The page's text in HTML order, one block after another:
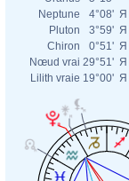
Neptune
4°08' Я
Pluton
3°59' Я
Chiron
0°51' Я
Nœud vrai 29°51' Я
Lilith vraie 19°00' Я